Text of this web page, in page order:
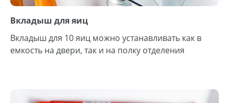
Вкладыш для яиц
Вкладыш для 10 яиц можно устанавливать как в
емкость на двери, так и на полку отделения